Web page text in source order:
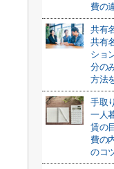
費の
共有
共有
ショ
分の
方法
手取
一人
賃の
費の
のコ